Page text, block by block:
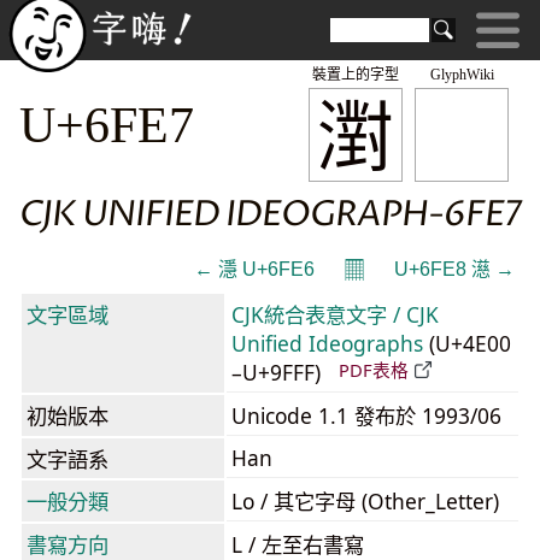
GlyphWiki
濧
裝置上的字型
U+6FE7
CJK UNIFIED IDEOGRAPH-6FE7
← 濦 U+6FE6 𝄜 U+6FE8 濨 →
文字區域
CJK統合表意文字 / CJK
Unified Ideographs (U+4E00
–U+9FFF)
PDF表格
初始版本
Unicode 1.1 發布於 1993/06
文字語系
Han
一般分類
Lo / 其它字母 (Other_Letter)
書寫方向
L / 左至右書寫